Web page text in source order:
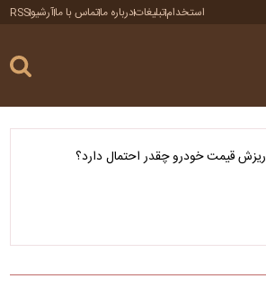
استخدامتبلیغاتدرباره ماتماس با ماآرشیوRSS
ریزش قیمت خودرو چقدر احتمال دارد؟